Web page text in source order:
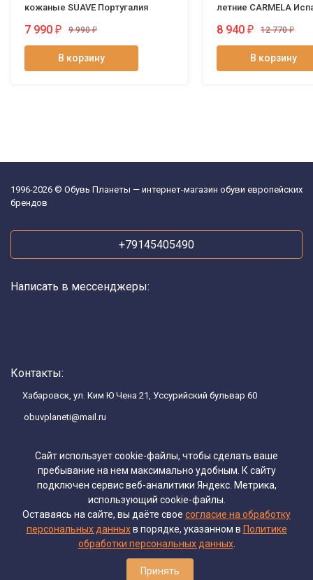
Сайт использует cookie-файлы, чтобы сделать ваше
пребывание на нем максимально удобным. К cайту
подключен сервис веб-аналитики Яндекс. Метрика,
использующий cookie-файлы.
Оставаясь на сайте, вы даёте свое согласие на обработку
персональных данныхв порядке, указанном в Политике
обработки персональных данных.
Принять
кожаные SUAVE Португалия
7 990 ₽ 9 990₽
В корзину
летние CARMELA
8 940 ₽ 12 770₽
В корзину
1996-2026 © Обувь Планеты — интернет-магазин обуви европейских
брендов
+79145405490
Написать в мессенджеры:
Контакты:
Хабаровск, ул. Ким Ю Чена 21, Уссурийский бульвар 60
obuvplaneti@mail.ru
Каталог товаров
Помощь